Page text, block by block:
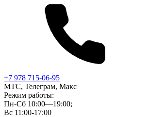
+7 978 715-06-95
МТС, Телеграм, Макс
Режим работы:
Пн-Сб 10:00—19:00;
Вс 11:00-17:00